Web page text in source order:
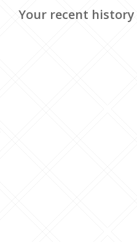
Your recent history